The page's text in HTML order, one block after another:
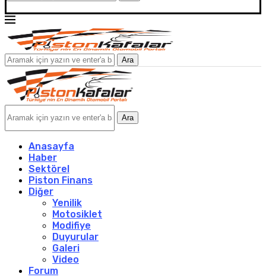
Ara
Ara
Anasayfa
Haber
Sektörel
Piston Finans
Diğer
Yenilik
Motosiklet
Modifiye
Duyurular
Galeri
Video
Forum